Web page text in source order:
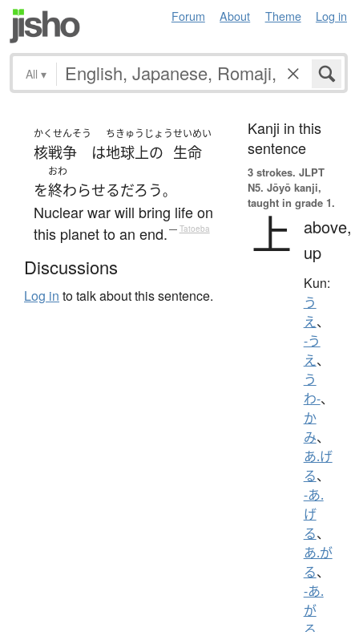
Forum About Theme Log in
All ▾
かくせんそう
核戦争 は
ちきゅうじょう
地球上の
せいめい
生命
を
おわ
終わらせるだろう。
Nuclear war will bring life on
this planet to an end. — Tatoeba
Discussions
Log in to talk about this sentence.
Kanji in this
sentence
3 strokes. JLPT
N5. Jōyō kanji,
taught in grade 1.
上
above,
up
Kun:
う
え、
-う
え、
う
わ-、
か
み、
あ.げ
る、
-あ.
げ
る、
あ.が
る、
-あ.
が